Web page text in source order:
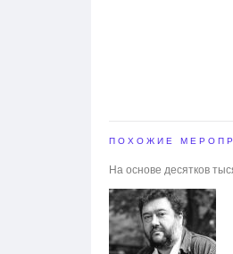
ПОХОЖИЕ
На основе десятков